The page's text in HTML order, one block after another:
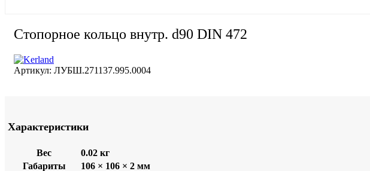
Стопорное кольцо внутр. d90 DIN 472
Артикул: ЛУБШ.271137.995.0004
Характеристики
Вес
0.02 кг
Габариты
106 × 106 × 2 мм